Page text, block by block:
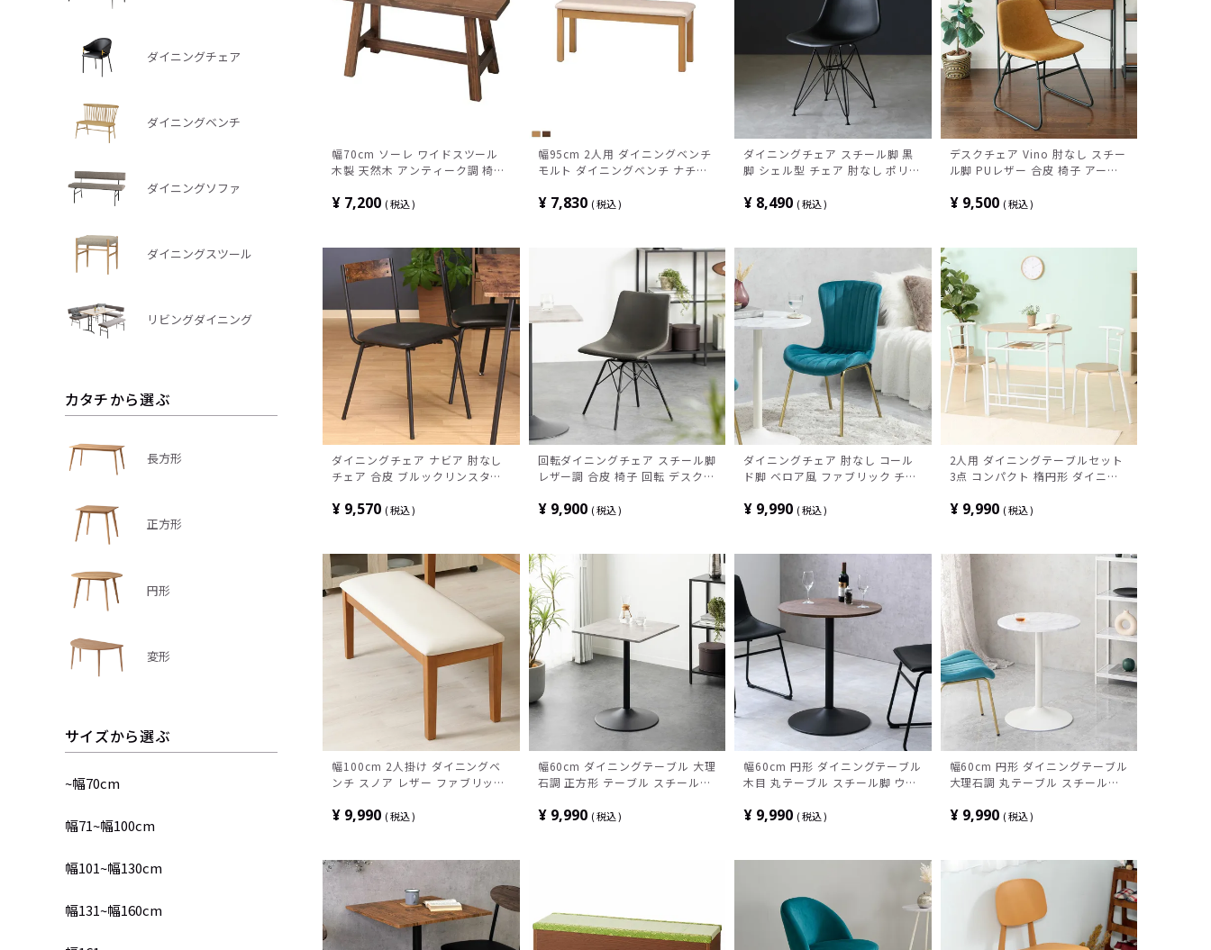
ダイニングチェア
ダイニングベンチ
ダイニングソファ
ダイニングスツール
リビングダイニング
カタチから選ぶ
長方形
正方形
円形
変形
サイズから選ぶ
~幅70cm
幅71~幅100cm
幅101~幅130cm
幅131~幅160cm
幅70cm ソーレ ワイドスツール
木製 天然木 アンティーク調 椅子
¥ 7,200 税込
幅95cm 2人用 ダイニングベンチ
モルト ダイニングベンチ ナチュ
¥ 7,830 税込
ダイニングチェア スチール脚 黒
脚 シェル型 チェア 肘なし ポリプ
フェチェア おしゃれ シンプル モ
¥ 8,490 税込
デスクチェア Vino 肘なし スチー
ル脚 PUレザー 合皮 椅子 アーム
しゃれ ヴィンテージ風 テレワー
¥ 9,500 税込
ダイニングチェア ナビア 肘なし
チェア 合皮 ブルックリンスタイ
おしゃれ かっこいい ヴィンテー
¥ 9,570 税込
回転ダイニングチェア スチール脚
レザー調 合皮 椅子 回転 デスクチ
ングチェア おしゃれ かっこいい
¥ 9,900 税込
ダイニングチェア 肘なし コール
ド脚 ベロア風 ファブリック チェ
子 軽量 食卓椅子 おしゃれ 可愛い
¥ 9,990 税込
2人用 ダイニングテーブルセット
3点 コンパクト 楕円形 ダイニン
チェア 棚付き モダン(幅81cm 食
¥ 9,990 税込
幅100cm 2人掛け ダイニングベ
ンチ スノア レザー ファブリック
チ おしゃれ 長椅子 玄関 天然木
¥ 9,990 税込
幅60cm ダイニングテーブル 大理
石調 正方形 テーブル スチール脚
小さめ 2人用 食卓テーブル おし
¥ 9,990 税込
幅60cm 円形 ダイニングテーブル
木目 丸テーブル スチール脚 ウッ
め 2人用 食卓テーブル おしゃれ
¥ 9,990 税込
幅60cm 円形 ダイニングテーブル
大理石調 丸テーブル スチール脚
小さめ 2人用 食卓テーブル おし
¥ 9,990 税込